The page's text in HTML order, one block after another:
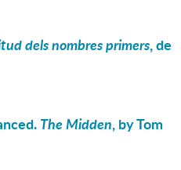
dels nombres primers, de
The Midden, by Tom